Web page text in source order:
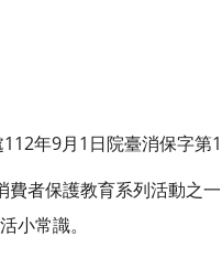
年9月1日院臺消保字第
費者保護教育系列活動之
小常識。